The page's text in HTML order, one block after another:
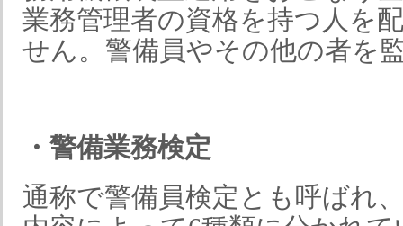
業務管理者の資格を持つ人を
せん。警備員やその他の者を
・警備業務検定
通称で警備員検定とも呼ばれ